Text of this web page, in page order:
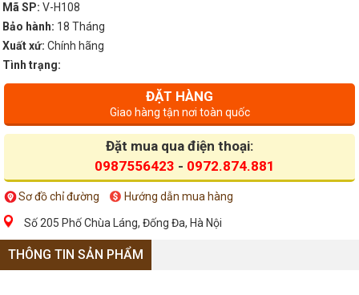
Mã SP: V-H108
Bảo hành: 18 Tháng
Xuất xứ: Chính hãng
Tình trạng:
ĐẶT HÀNG
Giao hàng tận nơi toàn quốc
Đặt mua qua điện thoại:
0987556423 - 0972.874.881
Sơ đồ chỉ đường Hướng dẫn mua hàng
Số 205 Phố Chùa Láng, Đống Đa, Hà Nội
THÔNG TIN SẢN PHẨM